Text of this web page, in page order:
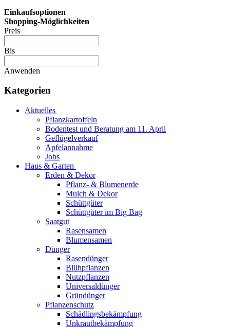
Einkaufsoptionen
Shopping-Möglichkeiten
Preis
Bis
Anwenden
Kategorien
Aktuelles
Pflanzkartoffeln
Bodentest und Beratung am 11. April
Geflügelverkauf
Apfelannahme
Jobs
Haus & Garten
Erden & Dekor
Pflanz- & Blumenerde
Mulch & Dekor
Schüttgüter
Schüttgüter im Big Bag
Saatgut
Rasensamen
Blumensamen
Dünger
Rasendünger
Blühpflanzen
Nutzpflanzen
Universaldünger
Gründünger
Pflanzenschutz
Schädlingsbekämpfung
Unkrautbekämpfung